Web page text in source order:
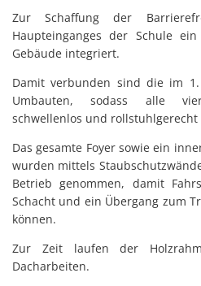
Zur Schaffung der
Haupteinganges der Schule
Gebäude integriert.
Damit verbunden sind die im
Umbauten, sodass alle
schwellenlos und
Das gesamte Foyer sowie ein
wurden mittels
Betrieb genommen, damit
Schacht und ein Übergang zum
können.
Zur Zeit laufen der
Dacharbeiten.